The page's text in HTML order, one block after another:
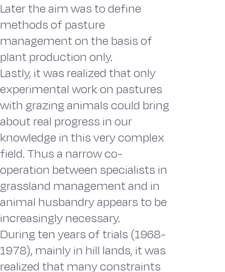
Later the aim was to define
methods of pasture
management on the basis of
plant production only.
Lastly, it was realized that only
experimental work on pastures
with grazing animals could bring
about real progress in our
knowledge in this very complex
field. Thus a narrow co-
operation between specialists in
grassland management and in
animal husbandry appears to be
increasingly necessary.
During ten years of trials (1968-
1978), mainly in hill lands, it was
realized that many constraints